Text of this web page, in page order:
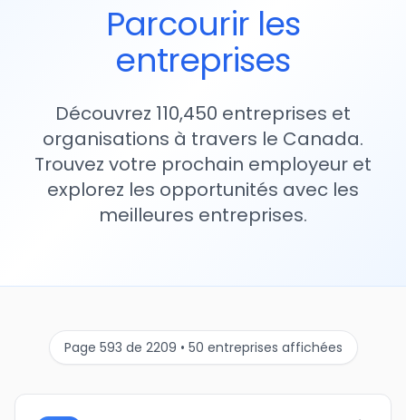
Parcourir les
entreprises
Découvrez 110,450 entreprises et
organisations à travers le Canada.
Trouvez votre prochain employeur et
explorez les opportunités avec les
meilleures entreprises.
Page 593 de 2209 • 50 entreprises affichées